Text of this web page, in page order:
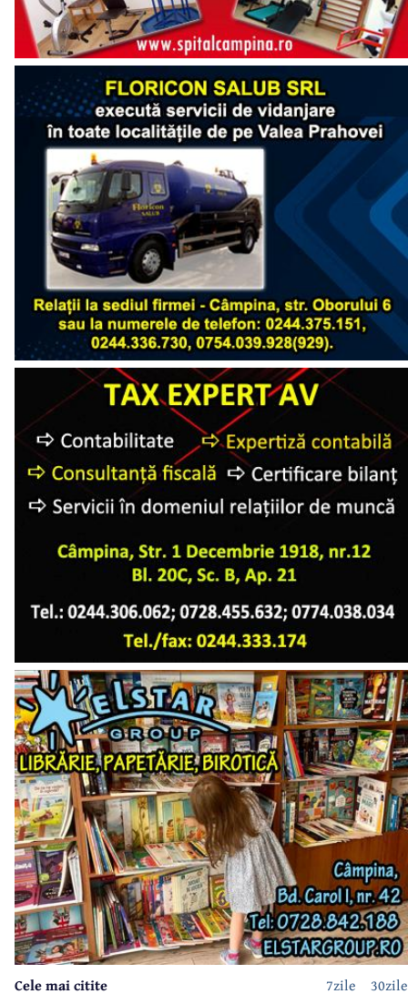
30zile
7zile
Cele mai citite